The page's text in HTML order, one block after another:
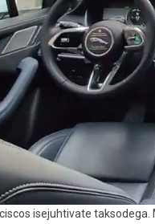
isejuhtivate